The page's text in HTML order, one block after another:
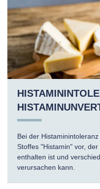
Bei der
Stoffes "Histamin" vor,
enthalten ist und
verursachen kann.